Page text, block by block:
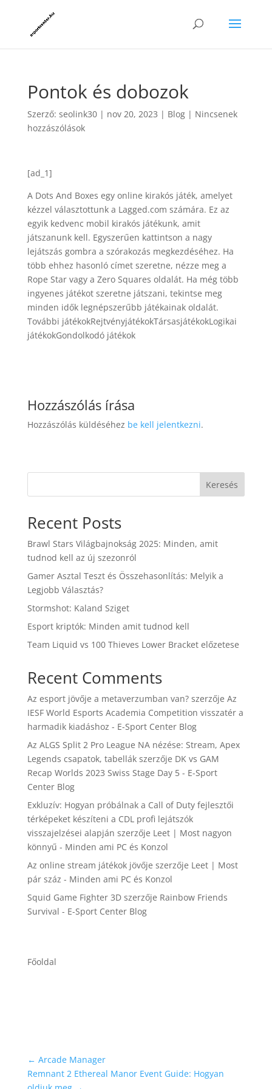
Pontok és dobozok
Szerző: seolink30| nov 20, 2023 | Blog| Nincsenek
hozzászólások
[ad_1]
A Dots And Boxes egy online kirakós játék, amelyet
kézzel választottunk a Lagged.com számára. Ez az
egyik kedvenc mobil kirakós játékunk, amit
játszanunk kell. Egyszerűen kattintson a nagy
lejátszás gombra a szórakozás megkezdéséhez. Ha
több ehhez hasonló címet szeretne, nézze meg a
Rope Star vagy a Zero Squares oldalát. Ha még több
ingyenes játékot szeretne játszani, tekintse meg
minden idők legnépszerűbb játékainak oldalát.
További játékokRejtvényjátékokTársasjátékokLogikai
játékokGondolkodó játékok
Hozzászólás írása
Hozzászólás küldéséhez be kell jelentkezni.
Keresés
Recent Posts
Brawl Stars Világbajnokság 2025: Minden, amit
tudnod kell az új szezonról
Gamer Asztal Teszt és Összehasonlítás: Melyik a
Legjobb Választás?
Stormshot: Kaland Sziget
Esport kriptók: Minden amit tudnod kell
Team Liquid vs 100 Thieves Lower Bracket előzetese
Recent Comments
Az esport jövője a metaverzumban van?szerzője Az
IESF World Esports Academia Competition visszatér a
harmadik kiadáshoz - E-Sport Center Blog
Az ALGS Split 2 Pro League NA nézése: Stream, Apex
Legends csapatok, tabellákszerzője DK vs GAM
Recap Worlds 2023 Swiss Stage Day 5 - E-Sport
Center Blog
Exkluzív: Hogyan próbálnak a Call of Duty fejlesztői
térképeket készíteni a CDL profi lejátszók
visszajelzései alapján szerzője Leet | Most nagyon
könnyű - Minden ami PC és Konzol
Az online stream játékok jövője szerzője Leet | Most
pár száz - Minden ami PC és Konzol
Squid Game Fighter 3Dszerzője Rainbow Friends
Survival - E-Sport Center Blog
Főoldal
← Arcade Manager
Remnant 2 Ethereal Manor Event Guide: Hogyan